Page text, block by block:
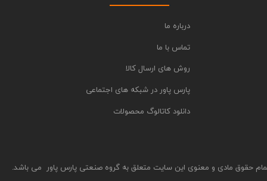
حقوق مادی و معنوی این سایت متعلق به گروه صنعتی پارس پاور می باشد.
درباره ما
تماس با ما
روش های ارسال کالا
پارس پاور در شبکه های اجتماعی
دانلود کاتالوگ محصولات